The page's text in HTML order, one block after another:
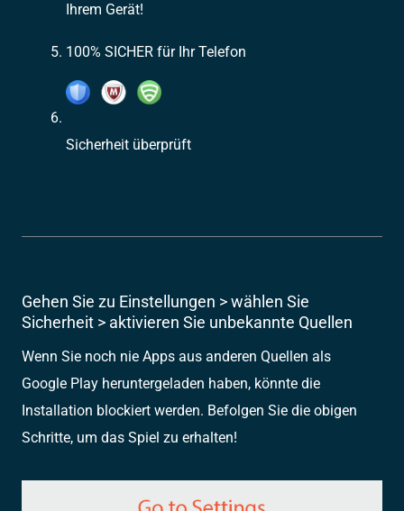
Ihrem Gerät!
100% SICHER für Ihr Telefon
Sicherheit überprüft
Gehen Sie zu Einstellungen > wählen Sie
Sicherheit > aktivieren Sie unbekannte Quellen
Wenn Sie noch nie Apps aus anderen Quellen als
Google Play heruntergeladen haben, könnte die
Installation blockiert werden. Befolgen Sie die obigen
Schritte, um das Spiel zu erhalten!